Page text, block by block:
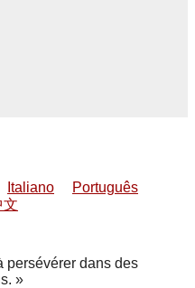
Italiano
Português
文
persévérer dans des